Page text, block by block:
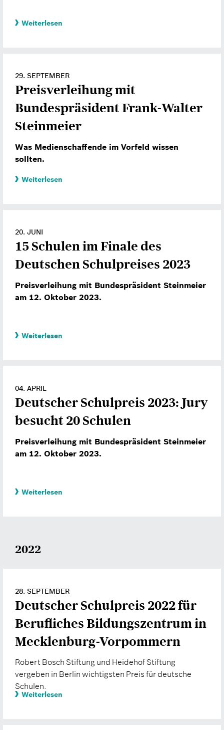
Weiterlesen
29. SEPTEMBER
Preisverleihung mit
Bundespräsident Frank-Walter
Steinmeier
Was Medienschaffende im Vorfeld wissen
sollten.
Weiterlesen
20. JUNI
15 Schulen im Finale des
Deutschen Schulpreises 2023
Preisverleihung mit Bundespräsident Steinmeier
am 12. Oktober 2023.
Weiterlesen
04. APRIL
Deutscher Schulpreis 2023: Jury
besucht 20 Schulen
Preisverleihung mit Bundespräsident Steinmeier
am 12. Oktober 2023.
Weiterlesen
2022
28. SEPTEMBER
Deutscher Schulpreis 2022 für
Berufliches Bildungszentrum in
Mecklenburg-Vorpommern
Robert Bosch Stiftung und Heidehof Stiftung
vergeben in Berlin wichtigsten Preis für deutsche
Schulen.
Weiterlesen